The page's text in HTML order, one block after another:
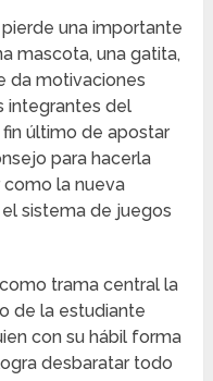
una importante
mascota, una gatita,
da motivaciones
integrantes del
último de apostar
para hacerla
la nueva
sistema de juegos
trama central la
de la estudiante
con su hábil forma
desbaratar todo